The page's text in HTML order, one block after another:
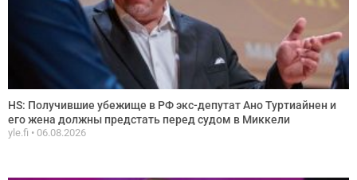
HS: Получившие убежище в РФ экс-депутат Ано Туртиайнен и
его жена должны предстать перед судом в Миккели
yle.fi 06.08.2026